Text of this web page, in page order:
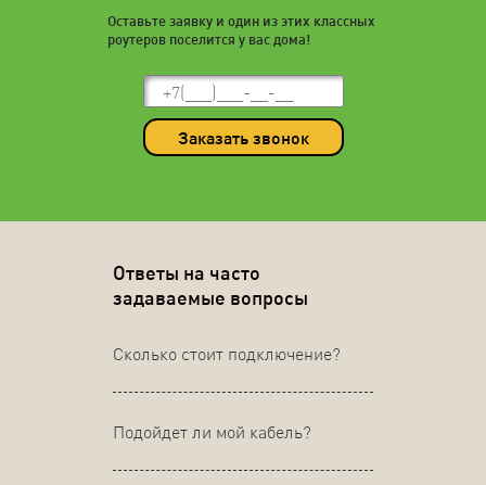
Оставьте заявку и один из этих классных
роутеров поселится у вас дома!
Заказать звонок
Ответы на часто
задаваемые вопросы
Сколько стоит подключение?
Подойдет ли мой кабель?